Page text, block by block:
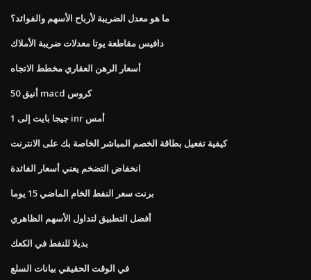
ما هو معدل الضريبة لأرباح الأسهم والفوائد؟
دافيس مقاطعة يوتا معدلات ضريبة الأملاك
أسعار الرهن العقاري مخطط الاتجاه
أنيق 50 macd كروس
1 جيجا بايت إلى inr أمس
كيفية تفعيل بطاقة الخصم المباشر الخاصة بك على الانترنت
انخفاض التضخم يعني أسعار الفائدة
برنت سعر النفط الخام الماضي 15 يوما
أفضل التطبيق لتداول الأسهم الظاهري
بديلا للنفط في الكعك
في الوقت الحقيقي بيانات السلع